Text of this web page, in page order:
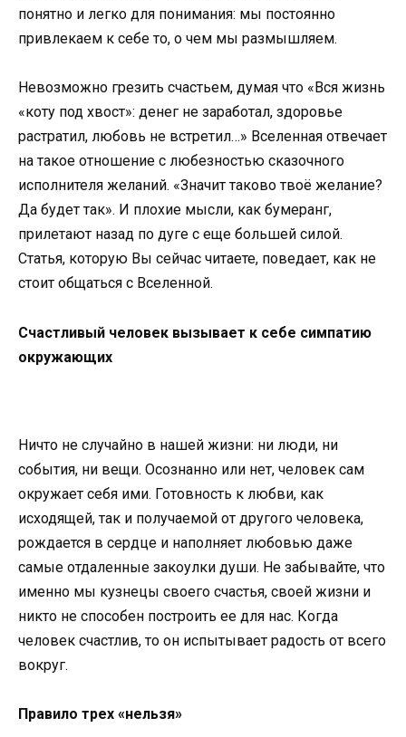
понятно и легко для понимания: мы постоянно
привлекаем к себе то, о чем мы размышляем.
Невозможно грезить счастьем, думая что «Вся жизнь
«коту под хвост»: денег не заработал, здоровье
растратил, любовь не встретил…» Вселенная отвечает
на такое отношение с любезностью сказочного
исполнителя желаний. «Значит таково твоё желание?
Да будет так». И плохие мысли, как бумеранг,
прилетают назад по дуге с еще большей силой.
Статья, которую Вы сейчас читаете, поведает, как не
стоит общаться с Вселенной.
Счастливый человек вызывает к себе симпатию
окружающих
Ничто не случайно в нашей жизни: ни люди, ни
события, ни вещи. Осознанно или нет, человек сам
окружает себя ими. Готовность к любви, как
исходящей, так и получаемой от другого человека,
рождается в сердце и наполняет любовью даже
самые отдаленные закоулки души. Не забывайте, что
именно мы кузнецы своего счастья, своей жизни и
никто не способен построить ее для нас. Когда
человек счастлив, то он испытывает радость от всего
вокруг.
Правило трех «нельзя»